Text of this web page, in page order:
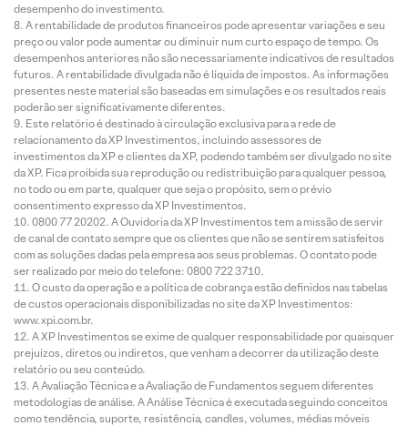
desempenho do investimento.
A rentabilidade de produtos financeiros pode apresentar variações e seu
preço ou valor pode aumentar ou diminuir num curto espaço de tempo. Os
desempenhos anteriores não são necessariamente indicativos de resultados
futuros. A rentabilidade divulgada não é líquida de impostos. As informações
presentes neste material são baseadas em simulações e os resultados reais
poderão ser significativamente diferentes.
Este relatório é destinado à circulação exclusiva para a rede de
relacionamento da XP Investimentos, incluindo assessores de
investimentos da XP e clientes da XP, podendo também ser divulgado no site
da XP. Fica proibida sua reprodução ou redistribuição para qualquer pessoa,
no todo ou em parte, qualquer que seja o propósito, sem o prévio
consentimento expresso da XP Investimentos.
0800 77 20202. A Ouvidoria da XP Investimentos tem a missão de servir
de canal de contato sempre que os clientes que não se sentirem satisfeitos
com as soluções dadas pela empresa aos seus problemas. O contato pode
ser realizado por meio do telefone: 0800 722 3710.
O custo da operação e a política de cobrança estão definidos nas tabelas
de custos operacionais disponibilizadas no site da XP Investimentos:
www.xpi.com.br.
A XP Investimentos se exime de qualquer responsabilidade por quaisquer
prejuízos, diretos ou indiretos, que venham a decorrer da utilização deste
relatório ou seu conteúdo.
A Avaliação Técnica e a Avaliação de Fundamentos seguem diferentes
metodologias de análise. A Análise Técnica é executada seguindo conceitos
como tendência, suporte, resistência, candles, volumes, médias móveis